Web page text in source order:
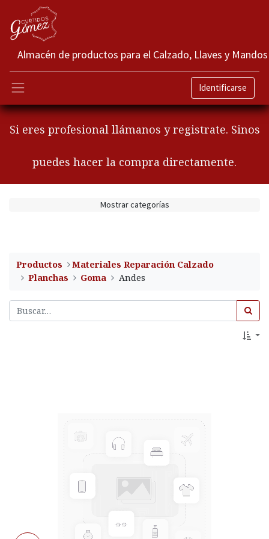
Almacén de productos para el Calzado, Llaves y Mandos
Identificarse
Si eres profesional llámanos y registrate. Sinos
puedes hacer la compra directamente.
Mostrar categorías
Productos
​Materiales Reparación Calzado
Planchas
Goma Andes